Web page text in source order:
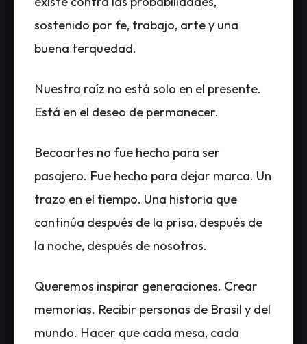
sostenido por fe, trabajo, arte y una
buena terquedad.
Nuestra raíz no está solo en el presente.
Está en el deseo de permanecer.
Becoartes no fue hecho para ser
pasajero. Fue hecho para dejar marca. Un
trazo en el tiempo. Una historia que
continúa después de la prisa, después de
la noche, después de nosotros.
Queremos inspirar generaciones. Crear
memorias. Recibir personas de Brasil y del
mundo. Hacer que cada mesa, cada